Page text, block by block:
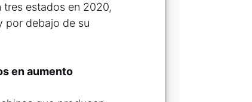
estados en 2020,
por debajo de su
en aumento